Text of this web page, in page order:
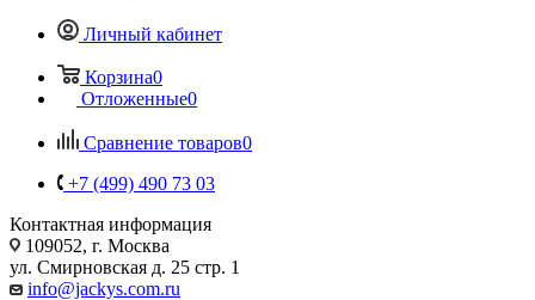
Личный кабинет
Корзина0
Отложенные0
Сравнение товаров0
+7 (499) 490 73 03
Контактная информация
109052, г. Москва
ул. Смирновская д. 25 стр. 1
info@jackys.com.ru